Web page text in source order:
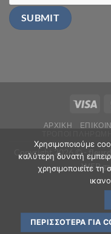
ΑΡΧΙΚΗ
Copyright 2026 © -
Χρησιμοποιούμε
καλύτερη δυνατή
χρησιμοποιείτε
ΠΕΡΙΣΣΌΤΕΡΑ ΓΙΑ